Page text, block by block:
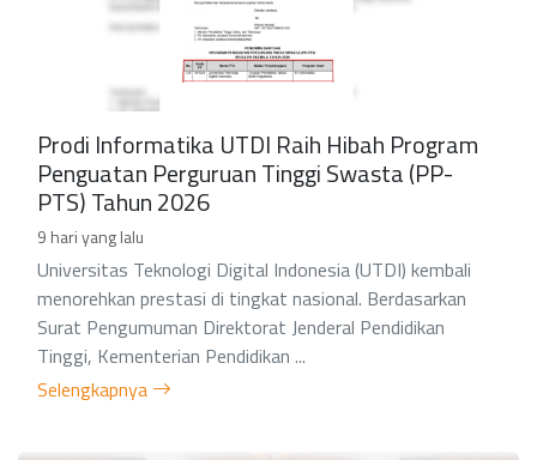
Prodi Informatika UTDI Raih Hibah Program
Penguatan Perguruan Tinggi Swasta (PP-
PTS) Tahun 2026
9 hari yang lalu
Universitas Teknologi Digital Indonesia (UTDI) kembali
menorehkan prestasi di tingkat nasional. Berdasarkan
Surat Pengumuman Direktorat Jenderal Pendidikan
Tinggi, Kementerian Pendidikan ...
Selengkapnya